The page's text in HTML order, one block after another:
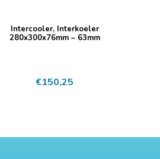
Intercooler, Interkoeler
280x300x76mm – 63mm
€150,25